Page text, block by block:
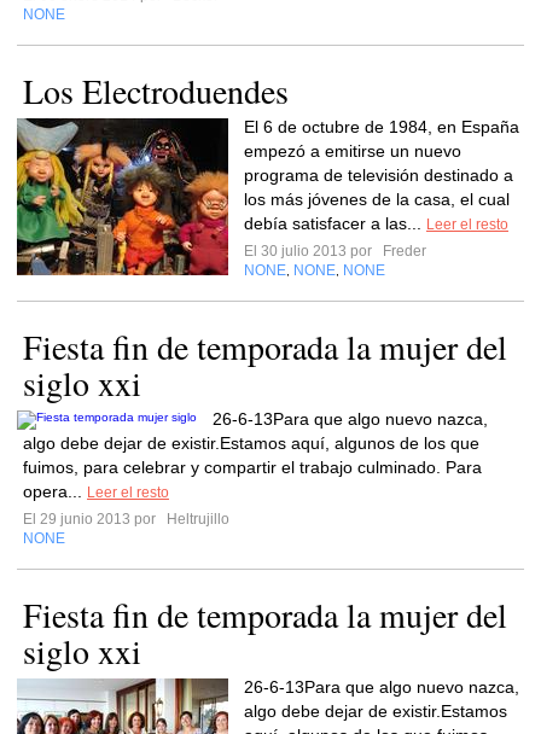
NONE
Los Electroduendes
El 6 de octubre de 1984, en España
empezó a emitirse un nuevo
programa de televisión destinado a
los más jóvenes de la casa, el cual
debía satisfacer a las...
Leer el resto
El 30 julio 2013 por
Freder
NONE NONE NONE
Fiesta fin de temporada la mujer del
siglo xxi
26-6-13Para que algo nuevo nazca,
algo debe dejar de existir.Estamos aquí, algunos de los que
fuimos, para celebrar y compartir el trabajo culminado. Para
opera...
Leer el resto
El 29 junio 2013 por
Heltrujillo
NONE
Fiesta fin de temporada la mujer del
siglo xxi
26-6-13Para que algo nuevo nazca,
algo debe dejar de existir.Estamos